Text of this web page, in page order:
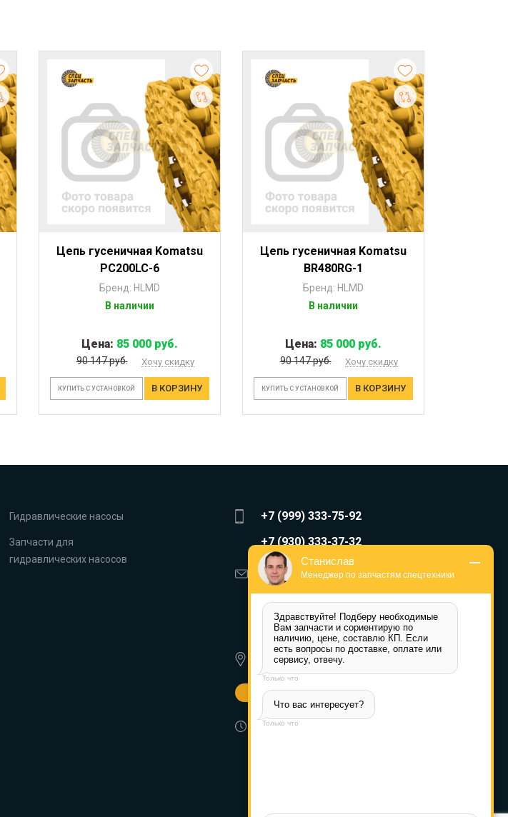
Цепь гусеничная Komatsu
PC200LC-6
Бренд: HLMD
В наличии
Цена: 85 000 руб.
90 147 руб. Хочу скидку
КУПИТЬ С УСТАНОВКОЙ В КОРЗИНУ
Цепь гусеничная Komatsu
BR480RG-1
Бренд: HLMD
В наличии
Цена: 85 000 руб.
90 147 руб. Хочу скидку
КУПИТЬ С УСТАНОВКОЙ В КОРЗИНУ
Гидравлические насосы
Запчасти для
гидравлических насосов
+7 (999) 333-75-92
+7 (930) 333-37-32
zakaz@reduktor40.ru
reductor-40@mail.ru
reduktora40@mail.ru
350072, г. Краснодар,
Ростовское шоссе д. 22А
Другие города
Пн-Пт: 8:30-17:30 (МСК) Сб-Вс:
Станислав
Менеджер по запчастям спецтехники
Здравствуйте! Подберу необходимые
Вам запчасти и сориентирую по
наличию, цене, составлю КП. Если
есть вопросы по доставке, оплате или
сервису, отвечу.
Только что
Что вас интересует?
Только что